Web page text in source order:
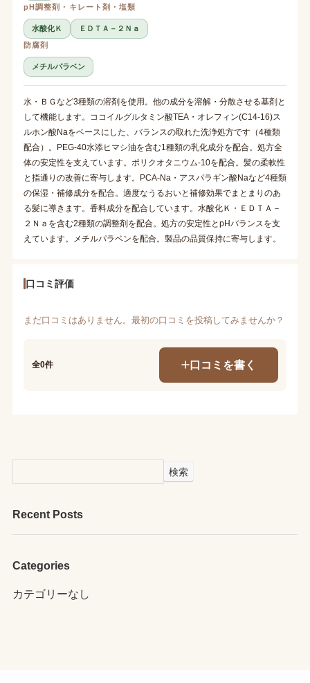
pH調整剤・キレート剤・塩類
水酸化Ｋ
ＥＤＴＡ－２Ｎａ
防腐剤
メチルパラベン
水・ＢＧなど3種類の溶剤を使用。他の成分を溶解・分散させる基剤と
して機能します。ココイルグルタミン酸TEA・オレフィン(C14-16)ス
ルホン酸Naをベースにした、バランスの取れた洗浄処方です（4種類
配合）。PEG-40水添ヒマシ油を含む1種類の乳化成分を配合。処方全
体の安定性を支えています。ポリクオタニウム-10を配合。髪の柔軟性
と指通りの改善に寄与します。PCA-Na・アスパラギン酸Naなど4種類
の保湿・補修成分を配合。適度なうるおいと補修効果でまとまりのあ
る髪に導きます。香料成分を配合しています。水酸化Ｋ・ＥＤＴＡ－
２Ｎａを含む2種類の調整剤を配合。処方の安定性とpHバランスを支
えています。メチルパラベンを配合。製品の品質保持に寄与します。
口コミ評価
まだ口コミはありません。最初の口コミを投稿してみませんか？
全0件 口コミを書く
検索
Recent Posts
Categories
カテゴリーなし